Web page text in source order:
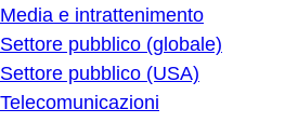
Media e intrattenimento
Settore pubblico (globale)
Settore pubblico (USA)
Telecomunicazioni